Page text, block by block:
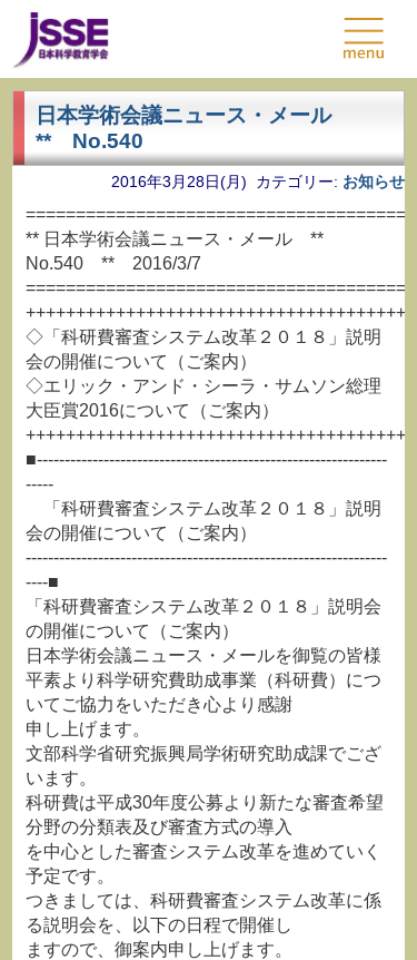
日本学術会議ニュース・メール
** No.540
2016年3月28日(月) カテゴリー: お知らせ
** 日本学術会議ニュース・メール **
No.540 ** 2016/3/7
◇「科研費審査システム改革２０１８」説明
会の開催について（ご案内）
◇エリック・アンド・シーラ・サムソン総理
大臣賞2016について（ご案内）
■---------------------------------------------------------------
-----
「科研費審査システム改革２０１８」説明
会の開催について（ご案内）
-----------------------------------------------------------------
----■
「科研費審査システム改革２０１８」説明会
の開催について（ご案内）
日本学術会議ニュース・メールを御覧の皆様
平素より科学研究費助成事業（科研費）につ
いてご協力をいただき心より感謝
申し上げます。
文部科学省研究振興局学術研究助成課でござ
います。
科研費は平成30年度公募より新たな審査希望
分野の分類表及び審査方式の導入
を中心とした審査システム改革を進めていく
予定です。
つきましては、科研費審査システム改革に係
る説明会を、以下の日程で開催し
ますので、御案内申し上げます。